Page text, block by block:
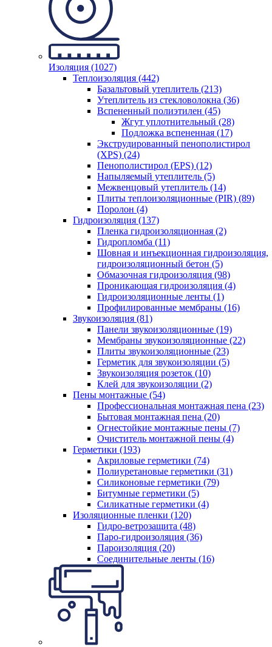
Изоляция (1027)
Теплоизоляция (442)
Базальтовый утеплитель (213)
Утеплитель из стекловолокна (36)
Вспененный полиэтилен (45)
Жгут уплотнительный (28)
Подложка вспененная (17)
Экструдированный пенополистирол
(XPS) (24)
Пенополистирол (EPS) (12)
Напыляемый утеплитель (5)
Межвенцовый утеплитель (14)
Плиты теплоизоляционные (PIR) (89)
Поролон (4)
Гидроизоляция (137)
Пленка гидроизоляционная (2)
Гидропломба (11)
Шовная и инъекционная гидроизоляция,
гидроизоляционный бетон (5)
Обмазочная гидроизоляция (98)
Проникающая гидроизоляция (4)
Гидроизоляционные ленты (1)
Профилированные мембраны (16)
Звукоизоляция (81)
Панели звукоизоляционные (19)
Мембраны звукоизоляционные (22)
Плиты звукоизоляционные (23)
Герметик для звукоизоляции (5)
Звукоизоляция розеток (10)
Клей для звукоизоляции (2)
Пены монтажные (54)
Профессиональная монтажная пена (23)
Бытовая монтажная пена (20)
Огнестойкие монтажные пены (7)
Очиститель монтажной пены (4)
Герметики (193)
Акриловые герметики (74)
Полиуретановые герметики (31)
Силиконовые герметики (79)
Битумные герметики (5)
Силикатные герметики (4)
Изоляционные пленки (120)
Гидро-ветрозащита (48)
Паро-гидроизоляция (36)
Пароизоляция (20)
Соединительные ленты (16)